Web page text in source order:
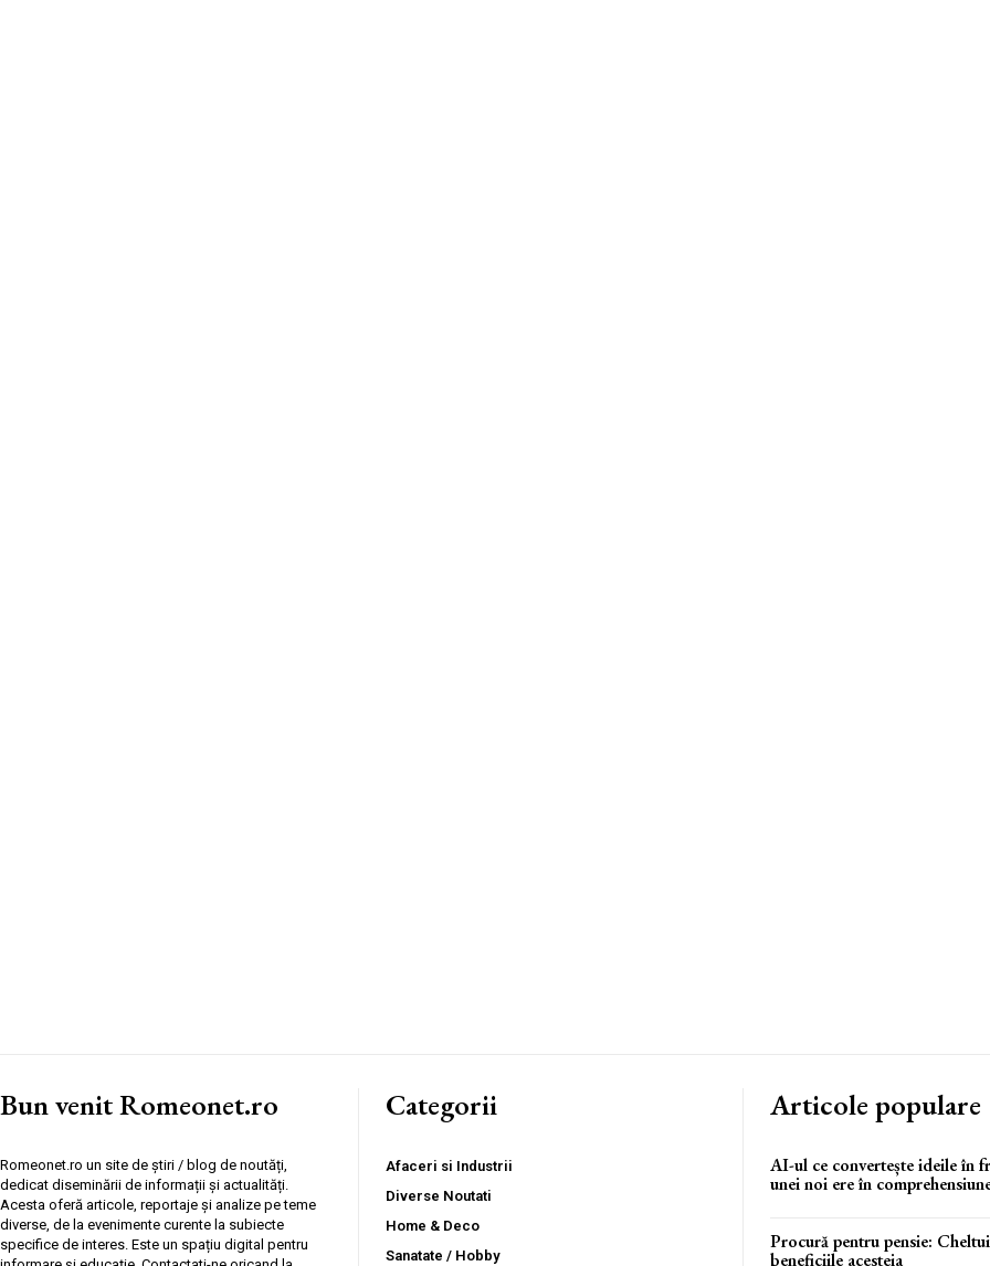
Bun venit Romeonet.ro
Romeonet.ro un site de știri / blog de noutăți,
dedicat diseminării de informații și actualități.
Acesta oferă articole, reportaje și analize pe teme
diverse, de la evenimente curente la subiecte
specifice de interes. Este un spațiu digital pentru
Categorii
Afaceri si Industrii
Diverse Noutati
Home & Deco
Sanatate / Hobby
Articole populare
AI-ul ce convertește ideile în
unei noi ere în
Procură pentru pensie:
beneficiile acesteia